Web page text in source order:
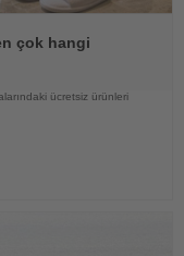
çok hangi
ücretsiz ürünleri